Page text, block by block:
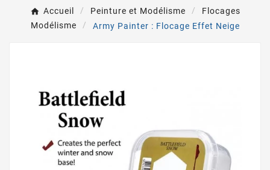
Accueil Peinture et Modélisme
Flocages
Modélisme
Army Painter : Flocage Effet Neige